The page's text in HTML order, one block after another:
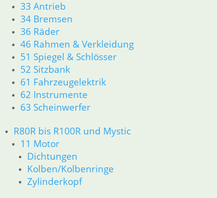
33 Antrieb
34 Bremsen
36 Räder
46 Rahmen & Verkleidung
51 Spiegel & Schlösser
52 Sitzbank
61 Fahrzeugelektrik
62 Instrumente
63 Scheinwerfer
R80R bis R100R und Mystic
11 Motor
Dichtungen
Kolben/Kolbenringe
Zylinderkopf